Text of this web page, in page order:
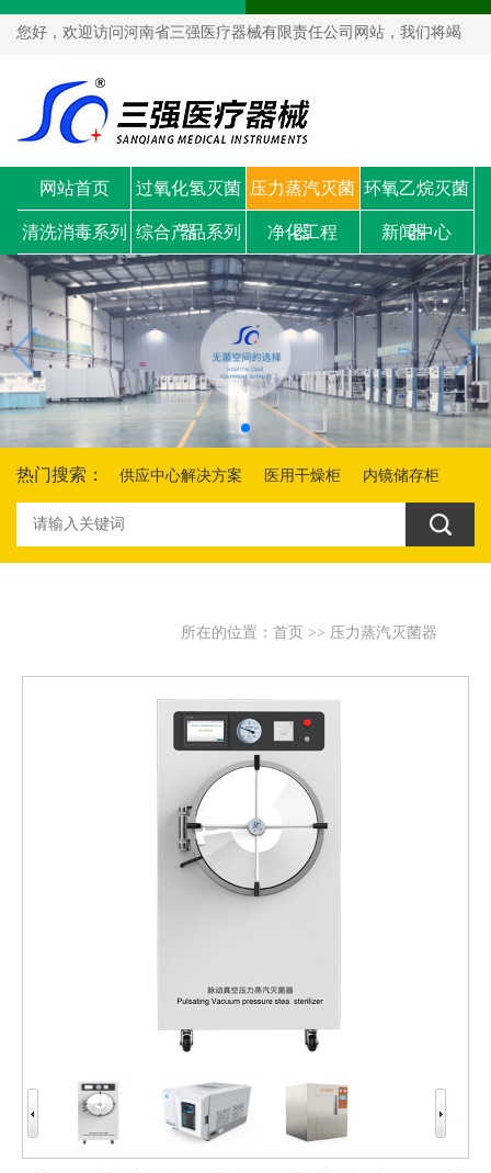
您好，欢迎访问河南省三强医疗器械有限责任公司网站，我们将竭
诚为您服务！
网站首页 过氧化氢灭菌
器
压力蒸汽灭菌
器
环氧乙烷灭菌
器
清洗消毒系列 综合产品系列 净化工程 新闻中心
热门搜索： 供应中心解决方案 医用干燥柜 内镜储存柜
所在的位置： 首页 >> 压力蒸汽灭菌器